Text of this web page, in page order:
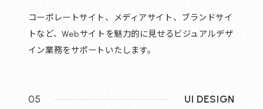
コーポレートサイト、メディアサイト、ブランドサイ
トなど、Webサイトを魅力的に見せるビジュアルデザ
イン業務をサポートいたします。
05 UI DESIGN